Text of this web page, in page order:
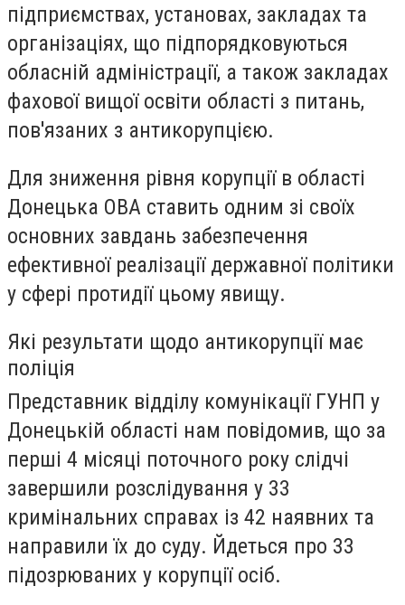
підприємствах, установах, закладах та
організаціях, що підпорядковуються
обласній адміністрації, а також закладах
фахової вищої освіти області з питань,
пов'язаних з антикорупцією.
Для зниження рівня корупції в області
Донецька ОВА ставить одним зі своїх
основних завдань забезпечення
ефективної реалізації державної політики
у сфері протидії цьому явищу.
Які результати щодо антикорупції має
поліція
Представник відділу комунікації ГУНП у
Донецькій області нам повідомив, що за
перші 4 місяці поточного року слідчі
завершили розслідування у 33
кримінальних справах із 42 наявних та
направили їх до суду. Йдеться про 33
підозрюваних у корупції осіб.